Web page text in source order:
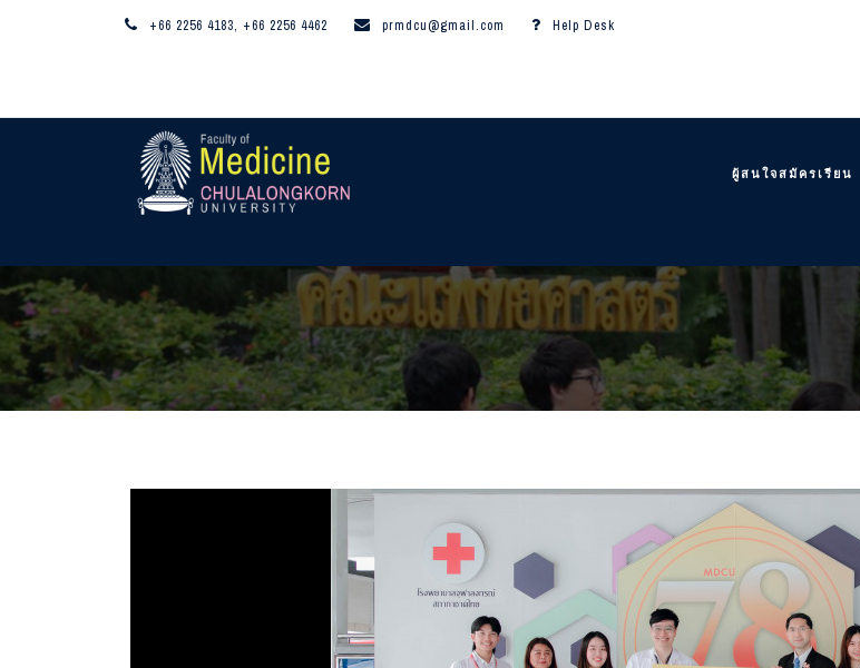
+66 2256 4183, +66 2256 4462 prmdcu@gmail.com Help Desk
ผู้สนใจสมัครเรียน